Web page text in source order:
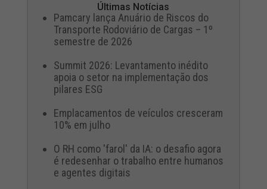
Últimas Notícias
Pamcary lança Anuário de Riscos do
Transporte Rodoviário de Cargas – 1º
semestre de 2026
Summit 2026: Levantamento inédito
apoia o setor na implementação dos
pilares ESG
Emplacamentos de veículos cresceram
10% em julho
O RH como 'farol' da IA: o desafio agora
é redesenhar o trabalho entre humanos
e agentes digitais